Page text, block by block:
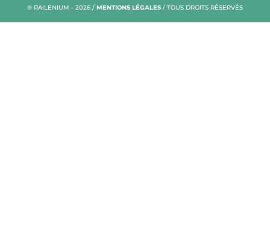
® RAILENIUM - 2026 / MENTIONS LÉGALES/ TOUS DROITS RÉSERVÉS